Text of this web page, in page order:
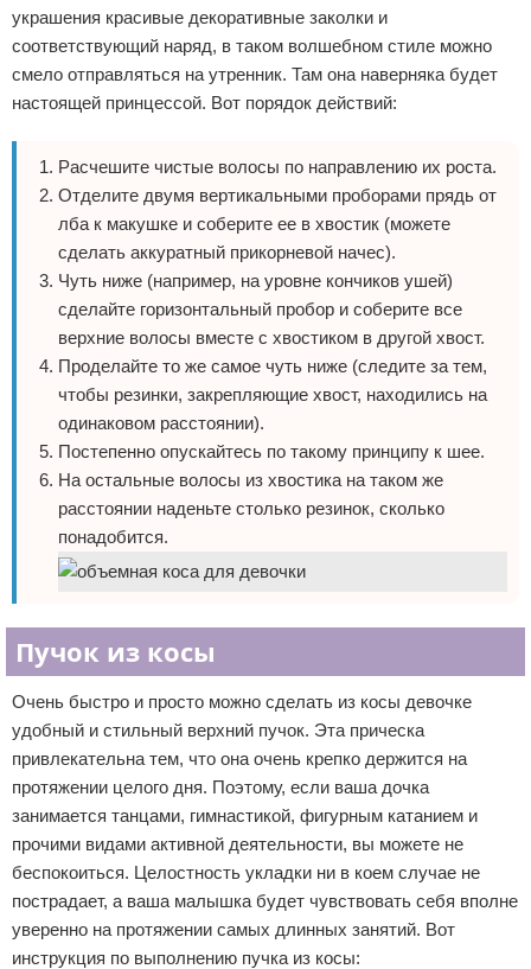
украшения красивые декоративные заколки и
соответствующий наряд, в таком волшебном стиле можно
смело отправляться на утренник. Там она наверняка будет
настоящей принцессой. Вот порядок действий:
Расчешите чистые волосы по направлению их роста.
Отделите двумя вертикальными проборами прядь от
лба к макушке и соберите ее в хвостик (можете
сделать аккуратный прикорневой начес).
Чуть ниже (например, на уровне кончиков ушей)
сделайте горизонтальный пробор и соберите все
верхние волосы вместе с хвостиком в другой хвост.
Проделайте то же самое чуть ниже (следите за тем,
чтобы резинки, закрепляющие хвост, находились на
одинаковом расстоянии).
Постепенно опускайтесь по такому принципу к шее.
На остальные волосы из хвостика на таком же
расстоянии наденьте столько резинок, сколько
понадобится.
Пучок из косы
Очень быстро и просто можно сделать из косы девочке
удобный и стильный верхний пучок. Эта прическа
привлекательна тем, что она очень крепко держится на
протяжении целого дня. Поэтому, если ваша дочка
занимается танцами, гимнастикой, фигурным катанием и
прочими видами активной деятельности, вы можете не
беспокоиться. Целостность укладки ни в коем случае не
пострадает, а ваша малышка будет чувствовать себя вполне
уверенно на протяжении самых длинных занятий. Вот
инструкция по выполнению пучка из косы: